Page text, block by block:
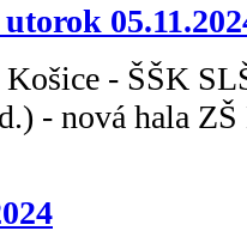
Košice -
- nová hala